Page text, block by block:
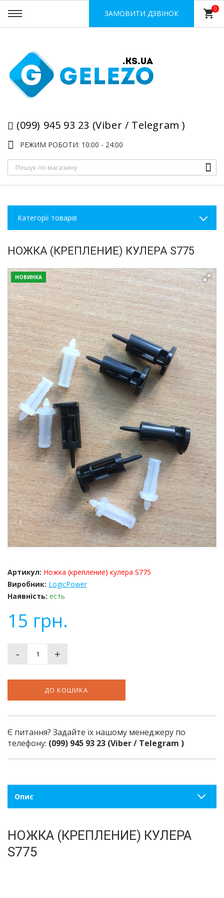
(099) 945 93 23 (Viber / Telegram )
РЕЖИМ РОБОТИ: 10:00 - 24:00
ЗАМОВИТИ ДЗВІНОК shopping_cart0
Категорії товарів
НОЖКА (КРЕПЛЕНИЕ) КУЛЕРА S775
НОВИНКА
Артикул: Ножка (крепление) кулера S775
Виробник: LogicPower
Наявність: есть
15 грн.
- +
ДО КОШИКА
Є питання? Задайте їх нашому менеджеру по
телефону: (099) 945 93 23 (Viber / Telegram )
Опис
НОЖКА (КРЕПЛЕНИЕ) КУЛЕРА
S775